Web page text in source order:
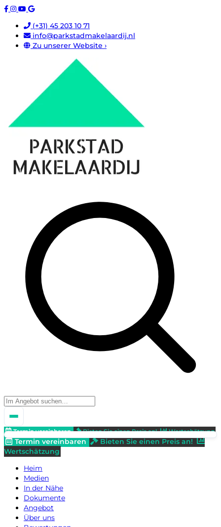
(+31) 45 203 10 71
info@parkstadmakelaardij.nl
Zu unserer Website ›
Termin vereinbaren Bieten Sie einen Preis an! Wertschätzung
Termin vereinbaren
Bieten Sie einen Preis an!
Wertschätzung
Heim
Medien
In der Nähe
Dokumente
Angebot
Über uns